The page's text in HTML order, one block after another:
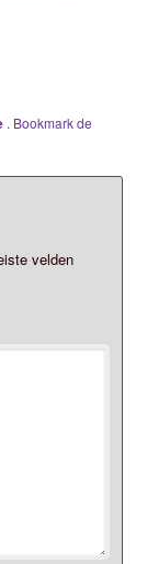
. Bookmark de
velden